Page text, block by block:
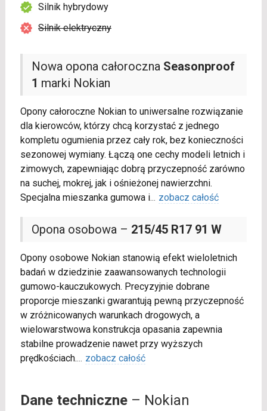
Nowa opona całoroczna Seasonproof
1 marki Nokian
Opony całoroczne Nokian to uniwersalne rozwiązanie
dla kierowców, którzy chcą korzystać z jednego
kompletu ogumienia przez cały rok, bez konieczności
sezonowej wymiany. Łączą one cechy modeli letnich i
zimowych, zapewniając dobrą przyczepność zarówno
na suchej, mokrej, jak i ośnieżonej nawierzchni.
Specjalna mieszanka gumowa i... zobacz całość
Opona osobowa – 215/45 R17 91 W
Opony osobowe Nokian stanowią efekt wieloletnich
badań w dziedzinie zaawansowanych technologii
gumowo-kauczukowych. Precyzyjnie dobrane
proporcje mieszanki gwarantują pewną przyczepność
w zróżnicowanych warunkach drogowych, a
wielowarstwowa konstrukcja opasania zapewnia
stabilne prowadzenie nawet przy wyższych
prędkościach.... zobacz całość
Silnik hybrydowy
Silnik elektryczny
Dane techniczne– Nokian